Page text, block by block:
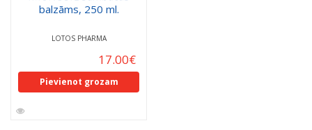
balzāms, 250 ml.
LOTOS PHARMA
17.00€
Pievienot grozam